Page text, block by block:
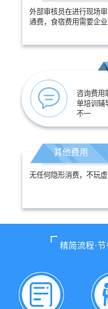
外部审核员在进行现场
通费，食宿费用需要企
咨询费用
单培训辅
不一
其他费用
无任何隐形消费，不玩
精简流程·节